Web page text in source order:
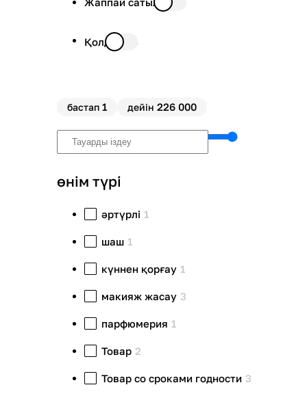
Қолда бар
бастап 1 дейін 226 000
өнім түрі
әртүрлі 1
шаш 1
күннен қорғау 1
макияж жасау 3
парфюмерия 1
Товар 2
Товар со сроками годности 3